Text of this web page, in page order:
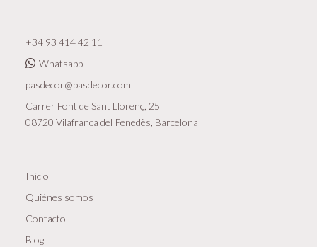
+34 93 414 42 11
Whatsapp
pasdecor@pasdecor.com
Carrer Font de Sant Llorenç, 25
08720 Vilafranca del Penedès, Barcelona
Inicio
Quiénes somos
Contacto
Blog